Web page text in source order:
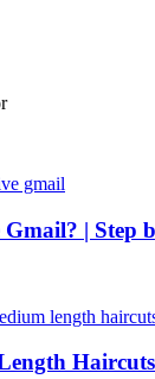
| Step